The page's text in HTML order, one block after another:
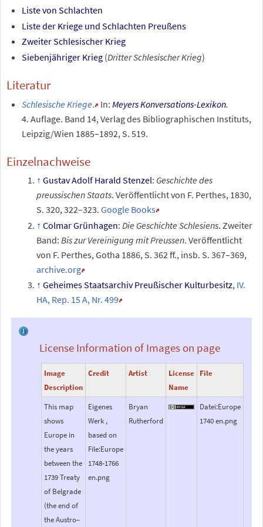
Liste von Schlachten
Liste der Kriege und Schlachten Preußens
Zweiter Schlesischer Krieg
Siebenjähriger Krieg(Dritter Schlesischer Krieg)
Literatur
Schlesische Kriege. In: Meyers Konversations-Lexikon.
4. Auflage. Band 14, Verlag des Bibliographischen Instituts,
Leipzig/Wien 1885–1892, S. 519.
Einzelnachweise
Gustav Adolf Harald Stenzel: Geschichte des
preussischen Staats. Veröffentlicht von F. Perthes, 1830,
S. 320, 322–323.Google Books
Colmar Grünhagen:Die Geschichte Schlesiens. Zweiter
Band:Bis zur Vereinigung mit Preussen. Veröffentlicht
von F. Perthes, Gotha 1886, S. 362 ff., insb. S. 367–369,
archive.org
Geheimes Staatsarchiv Preußischer Kulturbesitz, IV.
HA, Rep. 15 A, Nr. 499
License Information of Images on page
Image
Description
Credit Artist
License
Name
File
This map
shows
Europe in
the years
between the
1739 Treaty
of Belgrade
(the end of
the Austro–
Eigenes
Werk ,
based on
File:Europe
1748-1766
en.png
Bryan
Rutherford
Datei:Europe
1740 en.png